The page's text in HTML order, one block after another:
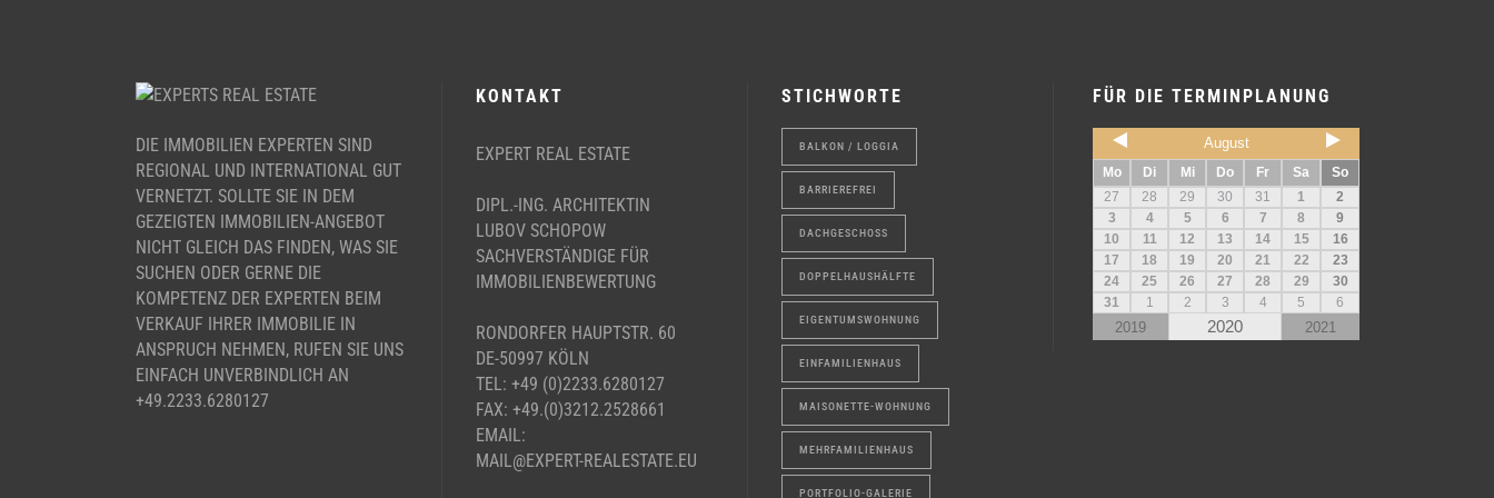
DIE IMMOBILIEN EXPERTEN SIND
REGIONAL UND INTERNATIONAL GUT
VERNETZT. SOLLTE SIE IN DEM
GEZEIGTEN IMMOBILIEN-ANGEBOT
NICHT GLEICH DAS FINDEN, WAS SIE
SUCHEN ODER GERNE DIE
KOMPETENZ DER EXPERTEN BEIM
VERKAUF IHRER IMMOBILIE IN
ANSPRUCH NEHMEN, RUFEN SIE UNS
EINFACH UNVERBINDLICH AN
+49.2233.6280127
KONTAKT
EXPERT REAL ESTATE
DIPL.-ING. ARCHITEKTIN
LUBOV SCHOPOW
SACHVERSTÄNDIGE FÜR
IMMOBILIENBEWERTUNG
RONDORFER HAUPTSTR. 60
DE-50997 KÖLN
TEL: +49 (0)2233.6280127
FAX: +49.(0)3212.2528661
EMAIL:
MAIL@EXPERT-REALESTATE.EU
STICHWORTE
BALKON / LOGGIA
BARRIEREFREI
DACHGESCHOSS
DOPPELHAUSHÄLFTE
EIGENTUMSWOHNUNG
EINFAMILIENHAUS
MAISONETTE-WOHNUNG
MEHRFAMILIENHAUS
PORTFOLIO-GALERIE
FÜR DIE TERMINPLANUNG
August
Mo Di Mi Do Fr Sa
So
27
28 29 30 31 1
2
3
4 5 6 7 8
9
10
11 12 13 14 15
16
17
18 19 20 21 22
23
24
25 26 27 28 29
30
31
1 2 3 4 5 6
2019 2020 2021